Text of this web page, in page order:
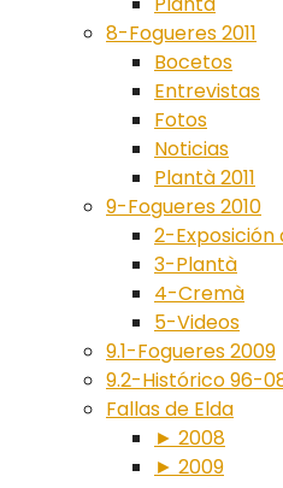
8-Fogueres 2011
Bocetos
Entrevistas
Fotos
Noticias
Plantà 2011
9-Fogueres 2010
2-Exposición
3-Plantà
4-Cremà
5-Videos
9.1-Fogueres 2009
9.2-Histórico 96-
Fallas de Elda
► 2008
► 2009